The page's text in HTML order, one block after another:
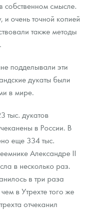
собственном смысле.
очень точной копией
также методы
подделывали эти
дукаты были
в мире.
тыс. дукатов
в России. В
еще 334 тыс.
Александре II
в несколько раз.
в три раза
в Утрехте того же
отчеканил